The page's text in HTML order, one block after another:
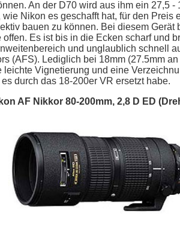
An der D70 wird aus ihm ein 27,5 -
wie Nikon es geschafft hat, für den Preis
bauen zu können. Bei diesem Gerät
offen. Es ist bis in die Ecken scharf und
und unglaublich schnell
(AFS). Lediglich bei 18mm (27.5mm
leichte Vignetierung und eine
durch das 18-200er VR ersetzt habe.
AF Nikkor 80-200mm, 2,8 D ED